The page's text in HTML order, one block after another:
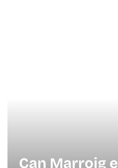
Can Marroig e